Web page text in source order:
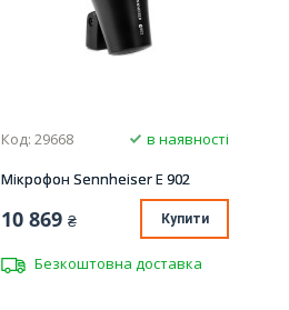
Код: 29668
в наявності
Мікрофон Sennheiser E 902
10 869 ₴ Купити
Безкоштовна доставка